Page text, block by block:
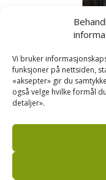
Vi bruker
funksjoner på nettsiden,
«aksepter» gir du
også velge hvilke formål
detaljer».Kusignal